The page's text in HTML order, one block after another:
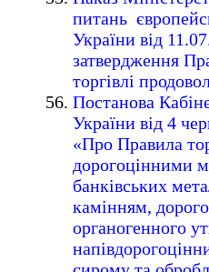
питань
України від
затвердження
торгівлі
Постанова
України від 4
«Про Правила
дорогоцінними
банківських
камінням,
органогенного